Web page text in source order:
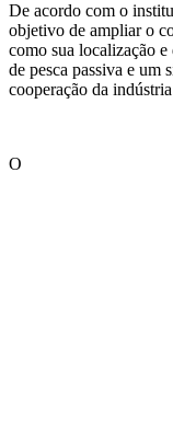
De acordo com o
objetivo de ampliar o
como sua localização
de pesca passiva e um
cooperação da
O